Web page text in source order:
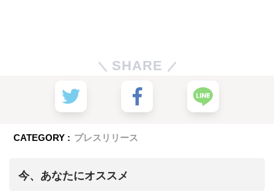
SHARE
CATEGORY : プレスリリース
今、あなたにオススメ